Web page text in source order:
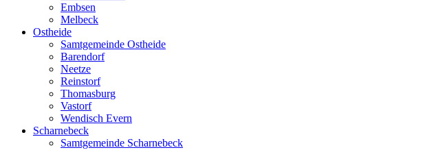
Embsen
Melbeck
Ostheide
Samtgemeinde Ostheide
Barendorf
Neetze
Reinstorf
Thomasburg
Vastorf
Wendisch Evern
Scharnebeck
Samtgemeinde Scharnebeck